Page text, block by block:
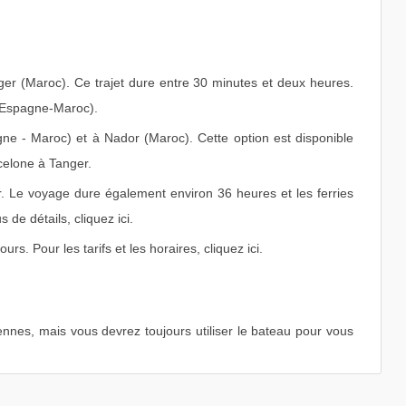
(Maroc). Ce trajet dure entre 30 minutes et deux heures.
Maroc).
- Maroc) et à Nador (Maroc). Cette option est disponible
à Tanger.
voyage dure également environ 36 heures et les ferries
de détails, cliquez ici.
Pour les tarifs et les horaires, cliquez ici.
mais vous devrez toujours utiliser le bateau pour vous